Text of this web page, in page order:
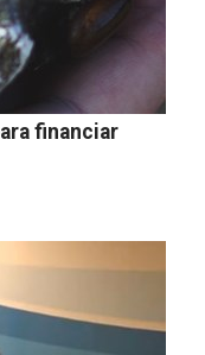
financiar